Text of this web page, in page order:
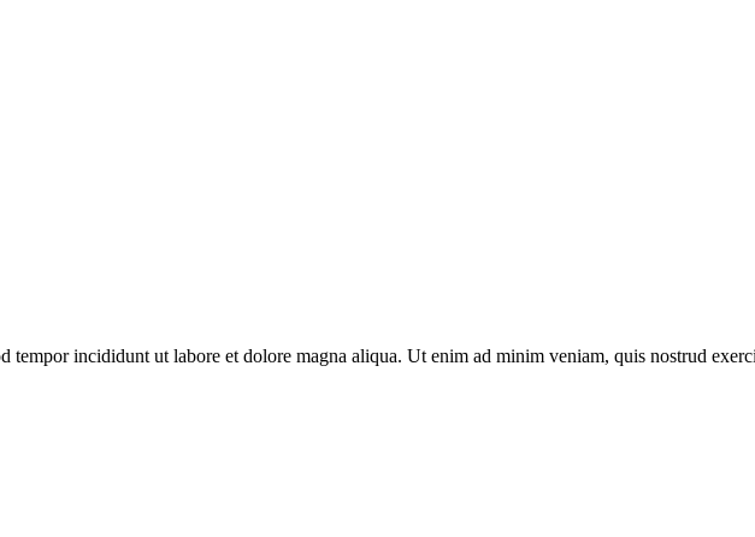
tempor incididunt ut labore et dolore magna aliqua. Ut enim ad minim veniam, quis nostrud